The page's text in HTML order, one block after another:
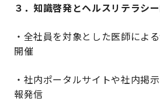
３．知識啓発とヘルスリテラシ
・全社員を対象とした医師によ
開催
・社内ポータルサイトや社内掲
報発信